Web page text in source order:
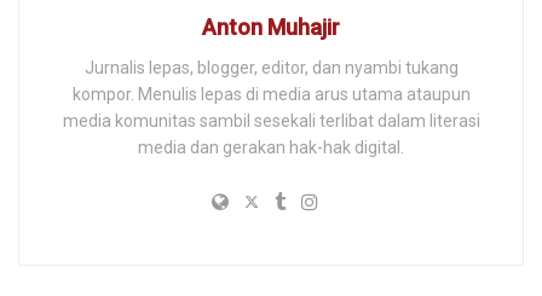
Anton Muhajir
Jurnalis lepas, blogger, editor, dan nyambi tukang
kompor. Menulis lepas di media arus utama ataupun
media komunitas sambil sesekali terlibat dalam literasi
media dan gerakan hak-hak digital.